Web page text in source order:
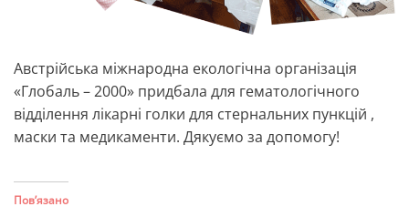
Австрійська міжнародна екологічна організація
«Глобаль – 2000» придбала для гематологічного
відділення лікарні голки для стернальних пункцій ,
маски та медикаменти. Дякуємо за допомогу!
Пов’язано